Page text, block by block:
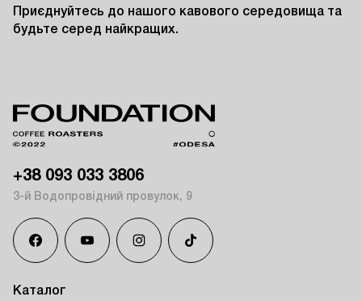
Приєднуйтесь до нашого кавового середовища та
будьте серед найкращих.
+38 093 033 3806
3-й Водопровідний провулок, 9
Каталог